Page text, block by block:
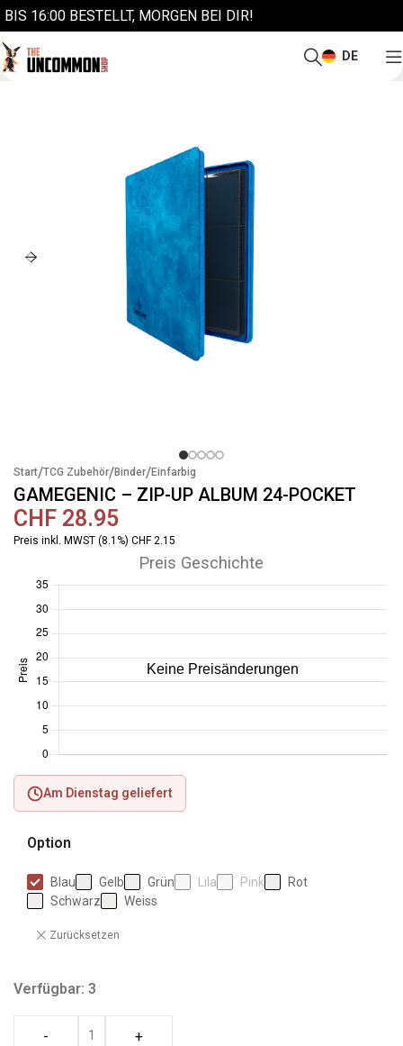
BIS 16:00 BESTELLT, MORGEN BEI DIR!
DE
Start/TCG Zubehör/Binder/Einfarbig
GAMEGENIC – ZIP-UP ALBUM 24-POCKET
CHF 28.95
Preis inkl. MWST (8.1%) CHF 2.15
Preis Geschichte
Am Dienstag geliefert
Option
Blau Gelb Grün Lila Pink
Rot
Schwarz
Weiss
Zurücksetzen
Verfügbar: 3
- +